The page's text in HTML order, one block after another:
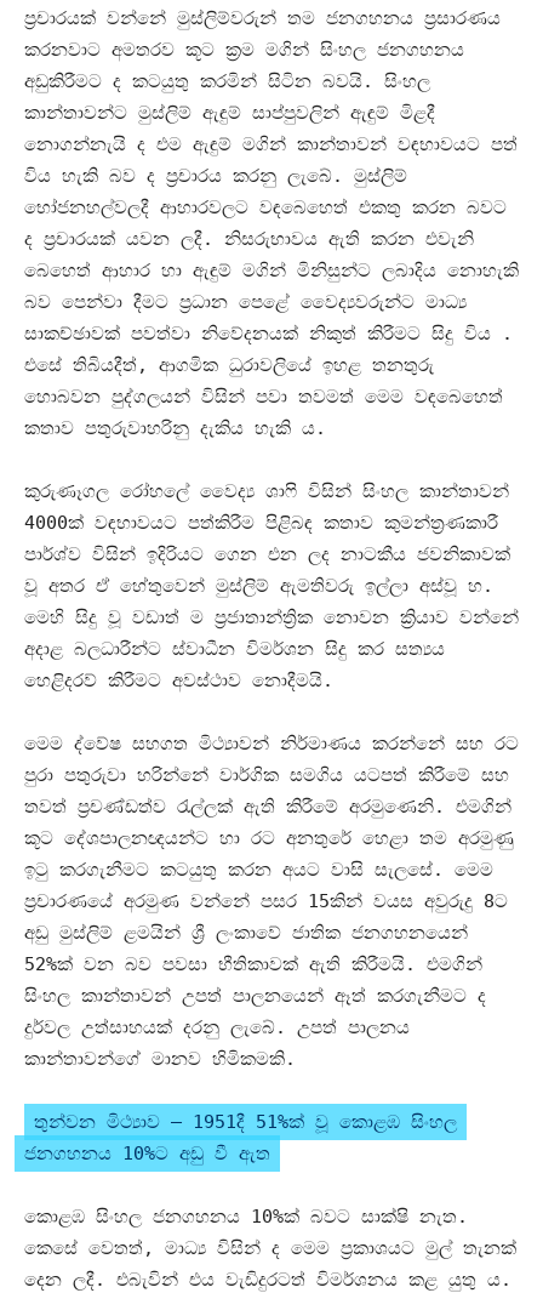
ප්‍රචාරයක් වන්නේ මුස්ලිම්වරුන් තම ජනගහනය ප්‍රසාරණය
කරනවාට අමතරව කූට ක්‍රම මගින් සිංහල ජනගහනය
අඩුකිරීමට ද කටයුතු කරමින් සිටින බවයි. සිංහල
කාන්තාවන්ට මුස්ලිම් ඇඳුම් සාප්පුවලින් ඇඳුම් මිළදී
නොගන්නැයි ද එම ඇඳුම් මගින් කාන්තාවන් වඳභාවයට පත්
විය හැකි බව ද ප්‍රචාරය කරනු ලැබේ . මුස්ලිම්
භෝජනහල්වලදී ආහාරවලට වඳබෙහෙත් එකතු කරන බවට
ද ප්‍රචාරයක් යවන ලදී. නිසරුභාවය ඇති කරන එවැනි
බෙහෙත් ආහාර හා ඇඳුම් මගින් මිනිසුන්ට ලබාදිය නොහැකි
බව පෙන්වා දීමට ප්‍රධාන පෙළේ වෛද්‍යවරුන්ට මාධ්‍ය
සාකච්ඡාවක් පවත්වා නිවේදනයක් නිකුත් කිරීමට සිදු විය
.
එසේ තිබියදීත් , ආගමික ධුරාවලියේ ඉහළ තනතුරු
හොබවන පුද්ගලයන් විසින් පවා තවමත් මෙම වඳබෙහෙත්
කතාව පතුරුවාහරිනු දැකිය හැකි ය.
කුරුණෑගල රෝහලේ වෛද්‍ය ශාෆි විසින් සිංහල කාන්තාවන්
4000ක් වඳභාවයට පත්කිරීම පිළිබඳ කතාව කුමන්ත්‍රණකාරී
පාර්ශ්ව විසින් ඉදිරියට ගෙන එන ලද නාටකීය ජවනිකාවක්
වූ අතර ඒ හේතුවෙන් මුස්ලිම් ඇමතිවරු ඉල්ලා අස්වූ හ.
මෙහි සිදු වූ වඩාත් ම ප්‍රජාතාන්ත්‍රික නොවන ක්‍රියාව වන්නේ
අදාළ බලධාරීන්ට ස්වාධීන විමර්ශන සිදු කර සත්‍යය
හෙළිදරව් කිරීමට අවස්ථාව නොදීමයි.
මෙම ද්වේෂ සහගත මිථ්‍යාවන් නිර්මාණය කරන්නේ සහ රට
පුරා පතුරුවා හරින්නේ වාර්ගික සමගිය යටපත් කිරීමේ සහ
තවත් ප්‍රචණ්ඩත්ව රැල්ලක් ඇති කිරීමේ අරමුණෙනි. එමගින්
කූට දේශපාලනඥයන්ට හා රට අනතුරේ හෙළා තම අරමුණු
ඉටු කරගැනීමට කටයුතු කරන අයට වාසි සැලසේ. මෙම
ප්‍රචාරණයේ අරමුණ වන්නේ පසර 15කින් වයස අවුරුදු 8ට
අඩු මුස්ලිම් ළමයින් ශ්‍රී ලංකාවේ ජාතික ජනගහනයෙන්
52%ක් වන බව පවසා භීතිකාවක් ඇති කිරීමයි. එමගින්
සිංහල කාන්තාවන් උපත් පාලනයෙන් ඈත් කරගැනීමට ද
දුර්වල උත්සාහයක් දරනු ලැබේ . උපත් පාලනය
කාන්තාවන්ගේ මානව හිමිකමකි.
තුන්වන මිථ්‍යාව – 1951දී 51%ක් වූ කොළඹ සිංහල
ජනගහනය 10%ට අඩු වී ඇත
කොළඹ සිංහල ජනගහනය 10%ක් බවට සාක්ෂි නැත .
කෙසේ වෙතත් , මාධ්‍ය විසින් ද මෙම ප්‍රකාශයට මුල් තැනක්
දෙන ලදී. එබැවින් එය වැඩිදුරටත් විමර්ශනය කළ යුතු ය.